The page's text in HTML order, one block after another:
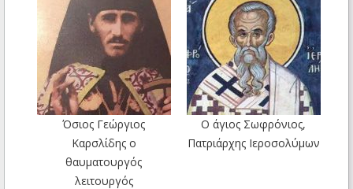
Όσιος Γεώργιος
Καρσλίδης ο
θαυματουργός
λειτουργός
Ο άγιος Σωφρόνιος,
Πατριάρχης Ιεροσολύμων